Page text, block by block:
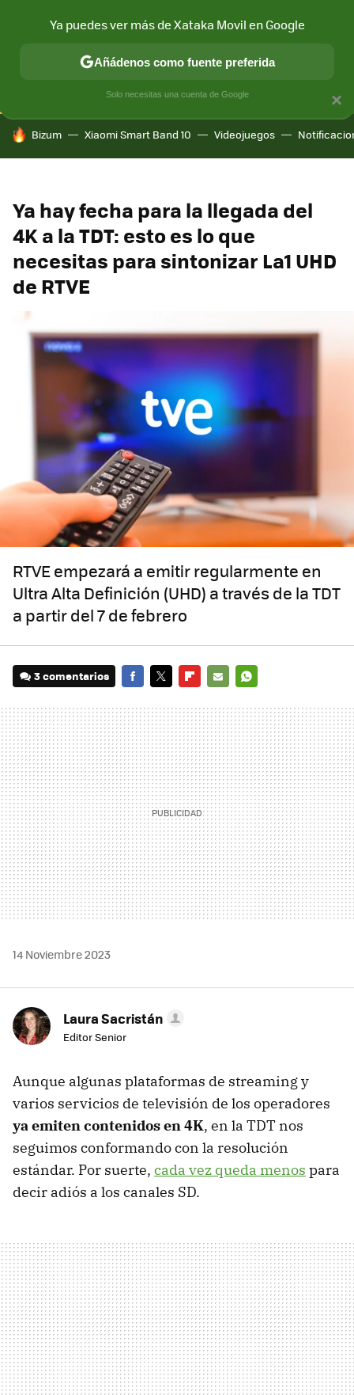
CONECTIVIDAD MÓVIL Y SOCIEDAD APLICACIONES
HOY SE HABLA DE
Bizum Xiaomi Smart Band 10 Videojuegos
Ya hay fecha para la llegada del
4K a la TDT: esto es lo que
necesitas para sintonizar La1 UHD
de RTVE
RTVE empezará a emitir regularmente en
Ultra Alta Definición (UHD) a través de la TDT
a partir del 7 de febrero
3 comentarios
MAIL
14 Noviembre 2023
Laura Sacristán
Editor Senior
Aunque algunas plataformas de streaming y
varios servicios de televisión de los operadores
ya emiten contenidos en 4K, en la TDT nos
seguimos conformando con la resolución
estándar. Por suerte, cada vez queda menos para
decir adiós a los canales SD.
×
Ya puedes ver más de Xataka Movil en Google
Añádenos como fuente preferida
Solo necesitas una cuenta de Google